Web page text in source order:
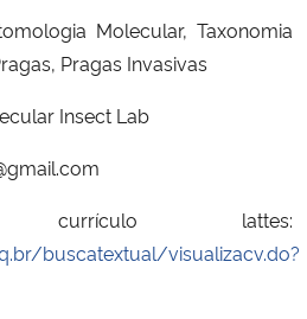
Molecular, Taxonomia
Pragas Invasivas
Insect Lab
lattes:
buscatextual/visualizacv.do?